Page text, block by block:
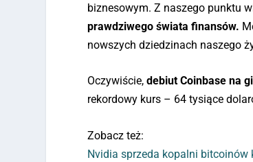
biznesowym. Z naszego punktu
prawdziwego świata finansów.
nowszych dziedzinach naszego
Oczywiście, debiut Coinbase na
rekordowy kurs – 64 tysiące
Zobacz też:
Nvidia sprzeda kopalni bitcoinów